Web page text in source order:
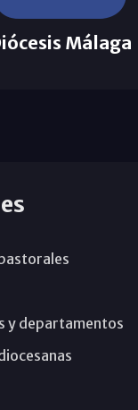
Málaga
y departamentos